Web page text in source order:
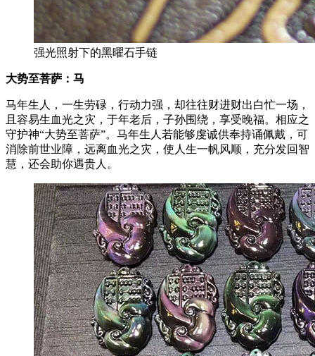
强光照射下的黑曜石手链
大势至菩萨：马
马年生人，一生劳碌，行动力强，却往往财进财出白忙一场，
且容易生血光之灾，于年老后，子孙围绕，享受晚福。相应之
守护神“大势至菩萨”。马年生人若能够虔诚供奉持诵佩戴，可
消除前世业障，远离血光之灾，使人生一帆风顺，充分发回智
慧，还会助你遇贵人。